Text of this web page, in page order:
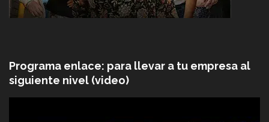
Programa enlace: para llevar a tu empresa al
siguiente nivel (video)